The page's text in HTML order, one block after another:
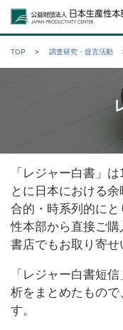
TOP 調査研究・提言活動
「レジャー白書」
とに日本における
合的・時系列的に
性本部から直接ご
書店でもお取り寄せ
「レジャー白書短
析をまとめたもので
す。